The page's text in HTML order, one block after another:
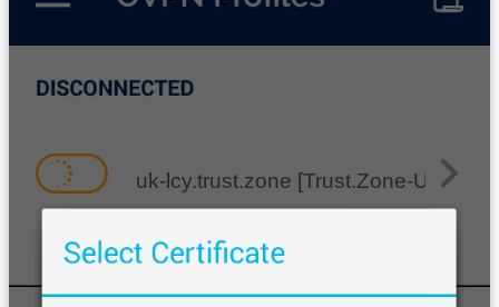
uk-lcy.trust.zone [Trust.Zone-United-